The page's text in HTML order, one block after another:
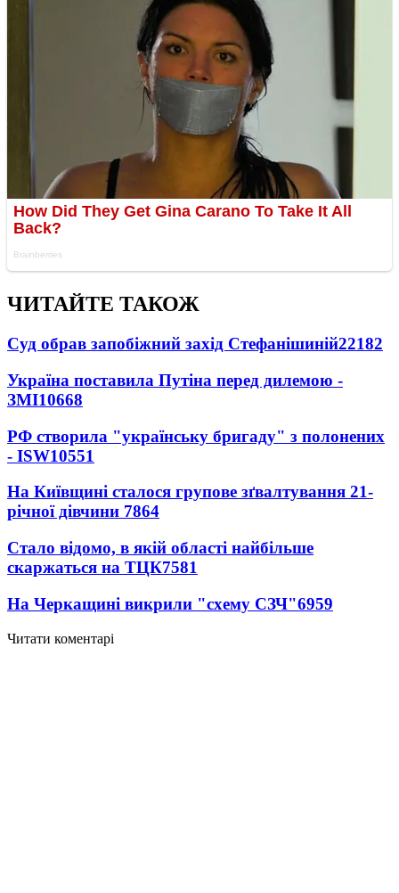
ЧИТАЙТЕ ТАКОЖ
Суд обрав запобіжний захід Стефанішиній22182
Україна поставила Путіна перед дилемою -
ЗМІ10668
РФ створила "українську бригаду" з полонених
- ISW10551
На Київщині сталося групове зґвалтування 21-
річної дівчини 7864
Стало відомо, в якій області найбільше
скаржаться на ТЦК7581
На Черкащині викрили "схему СЗЧ"6959
Читати коментарі